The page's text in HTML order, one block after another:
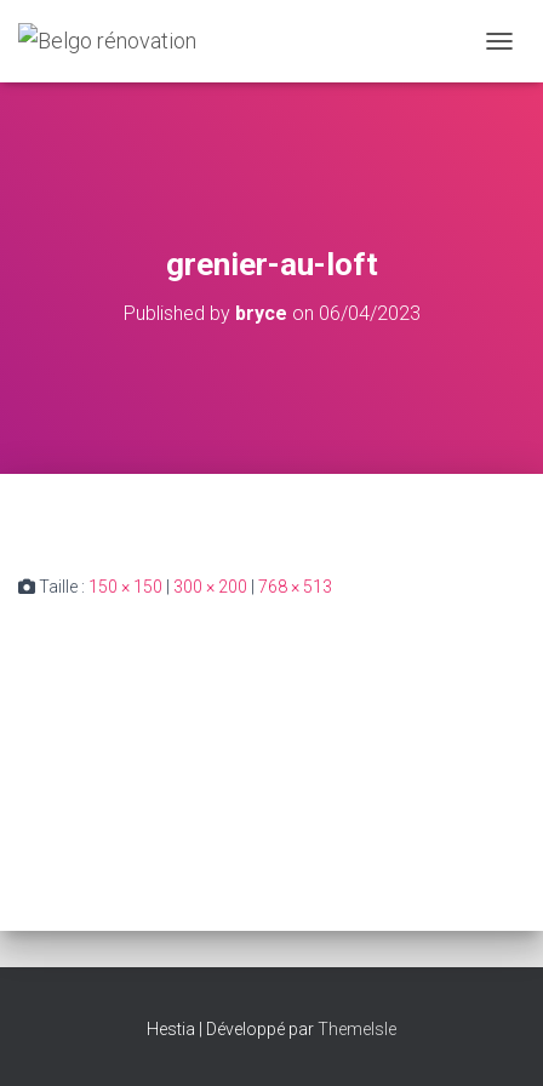
grenier-au-loft
Published by bryce on 06/04/2023
Taille : 150 × 150 300 × 200 768 × 513
Hestia | Développé parThemeIsle